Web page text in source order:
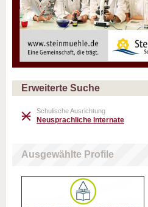
Erweiterte Suche
Schulische Ausrichtung
Neusprachliche Internate
Ausgewählte Profile